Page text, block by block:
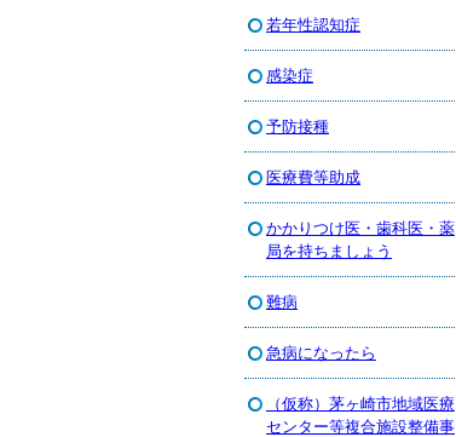
若年性認知症
感染症
予防接種
医療費等助成
かかりつけ医・歯科医・薬
局を持ちましょう
難病
急病になったら
（仮称）茅ヶ崎市地域医療
センター等複合施設整備事